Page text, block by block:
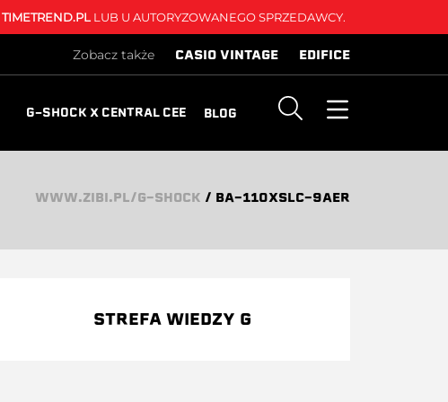
TIMETREND.PLLUB U AUTORYZOWANEGO SPRZEDAWCY.
Zobacz także CASIO VINTAGE EDIFICE
G-SHOCK X CENTRAL CEE BLOG
WWW.ZIBI.PL/G-SHOCK / BA-110XSLC-9AER
STREFA WIEDZY G